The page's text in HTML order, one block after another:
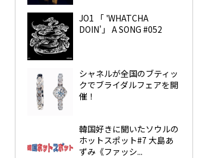
JO1 「 'WHATCHA
DOIN'」 A SONG #052
シャネルが全国のブティッ
クでブライダルフェアを開
催！
韓国好きに聞いたソウルの
ホットスポット#7 大島あ
ずみ《ファッシ...